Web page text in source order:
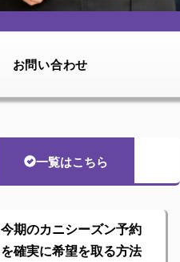
お問い合わせ
一覧はこちら
今期のカニシーズン予約
を確実に希望を取る方法